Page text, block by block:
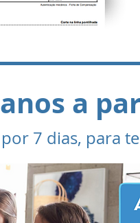
a
7 dias, para